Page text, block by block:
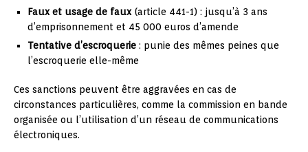
Faux et usage de faux(article 441-1) : jusqu’à 3 ans
d’emprisonnement et 45 000 euros d’amende
Tentative d’escroquerie : punie des mêmes peines que
l’escroquerie elle-même
Ces sanctions peuvent être aggravées en cas de
circonstances particulières, comme la commission en bande
organisée ou l’utilisation d’un réseau de communications
électroniques.